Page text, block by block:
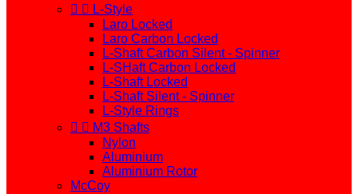
  L-Style
Laro Locked
Laro Carbon Locked
L-Shaft Carbon Silent - Spinner
L-SHaft Carbon Locked
L-Shaft Locked
L-Shaft Silent - Spinner
L-Style Rings
  M3 Shafts
Nylon
Aluminium
Aluminium Rotor
McCoy